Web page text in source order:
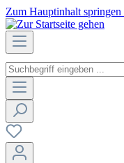
Zum Hauptinhalt springen